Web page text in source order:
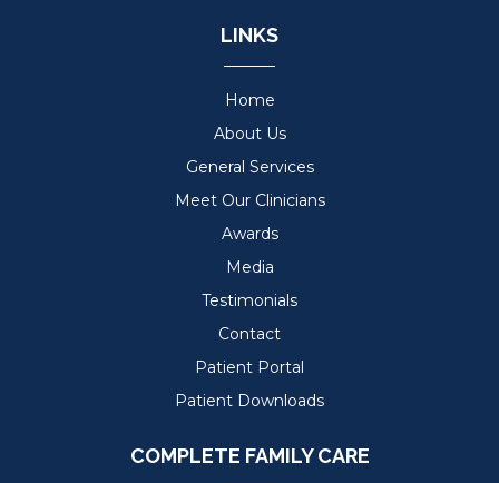
LINKS
Home
About Us
General Services
Meet Our Clinicians
Awards
Media
Testimonials
Contact
Patient Portal
Patient Downloads
COMPLETE FAMILY CARE